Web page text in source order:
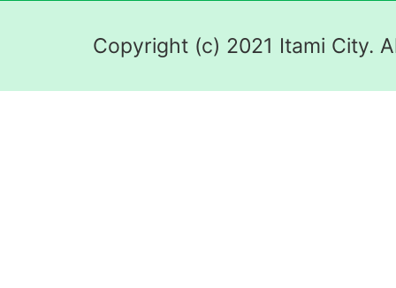
Copyright (c) 2021 Itami City.